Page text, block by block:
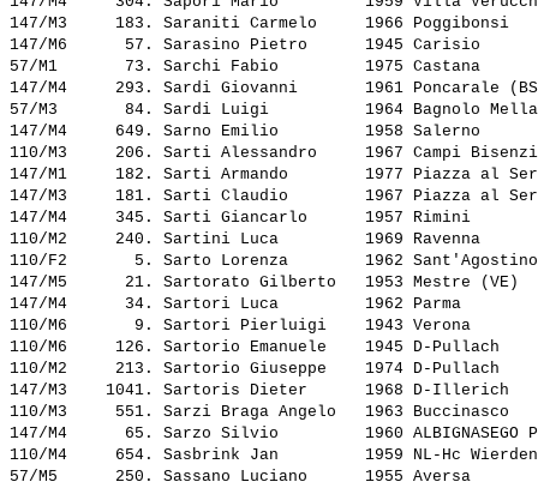
147/M3     183. Saraniti Carmelo
1966
147/M6      57. Sarasino Pietro
1945 Carisio
57/M1       73. Sarchi Fabio
1975 Castana
147/M4     293. Sardi Giovanni
1961 Poncarale
57/M3       84. Sardi Luigi
1964 Bagnolo
147/M4     649. Sarno Emilio
1958 Salerno
110/M3     206. Sarti Alessandro
1967 Campi
147/M1     182. Sarti Armando
1977 Piazza al
147/M3     181. Sarti Claudio
1967 Piazza al
147/M4     345. Sarti Giancarlo
1957 Rimini
110/M2     240. Sartini Luca
1969 Ravenna
110/F2       5. Sarto Lorenza
1962
147/M5      21. Sartorato Gilberto
1953 Mestre
147/M4      34. Sartori Luca
1962 Parma
110/M6       9. Sartori Pierluigi
1943 Verona
110/M6     126. Sartorio Emanuele
1945 D-
110/M2     213. Sartorio Giuseppe
1974 D-
147/M3    1041. Sartoris Dieter
1968 D-Illerich
110/M3     551. Sarzi Braga Angelo
1963
147/M4      65. Sarzo Silvio
1960
110/M4     654. Sasbrink Jan
1959 NL-Hc
57/M5      250. Sassano Luciano
1955 Aversa